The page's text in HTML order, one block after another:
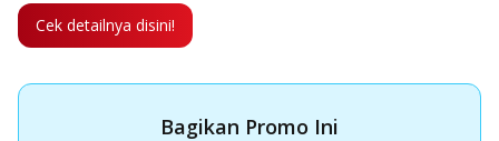
Cek detailnya disini!
Bagikan Promo Ini